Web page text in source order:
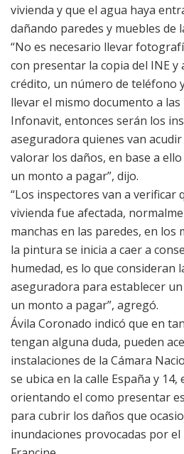
vivienda y que el agua haya
dañando paredes y muebles de
“No es necesario llevar
con presentar la copia del INE
crédito, un número de teléfono
llevar el mismo documento a
Infonavit, entonces serán los
aseguradora quienes van
valorar los daños, en base a
un monto a pagar”, dijo.
“Los inspectores van a verificar
vivienda fue afectada,
manchas en las paredes, en los
la pintura se inicia a caer a
humedad, es lo que consideran
aseguradora para establecer
un monto a pagar”, agregó.
Ávila Coronado indicó que en
tengan alguna duda, pueden
instalaciones de la Cámara
se ubica en la calle España y
orientando el como presentar
para cubrir los daños que
inundaciones provocadas por